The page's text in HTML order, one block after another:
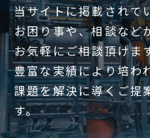
当サイトに掲載されて
お困り事や、相談など
お気軽にご相談頂けま
豊富な実績により培わ
課題を解決に導くご提
す。